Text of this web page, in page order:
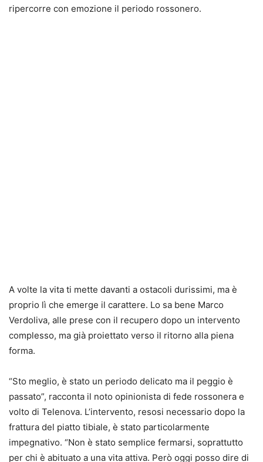
ripercorre con emozione il periodo rossonero.
A volte la vita ti mette davanti a ostacoli durissimi, ma è
proprio lì che emerge il carattere. Lo sa bene Marco
Verdoliva, alle prese con il recupero dopo un intervento
complesso, ma già proiettato verso il ritorno alla piena
forma.
“Sto meglio, è stato un periodo delicato ma il peggio è
passato”, racconta il noto opinionista di fede rossonera e
volto di Telenova. L’intervento, resosi necessario dopo la
frattura del piatto tibiale, è stato particolarmente
impegnativo. “Non è stato semplice fermarsi, soprattutto
per chi è abituato a una vita attiva. Però oggi posso dire di